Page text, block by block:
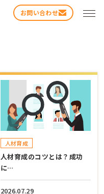
お問い合わせ
人材育成
人材育成のコツとは？成功
に…
2026.07.29